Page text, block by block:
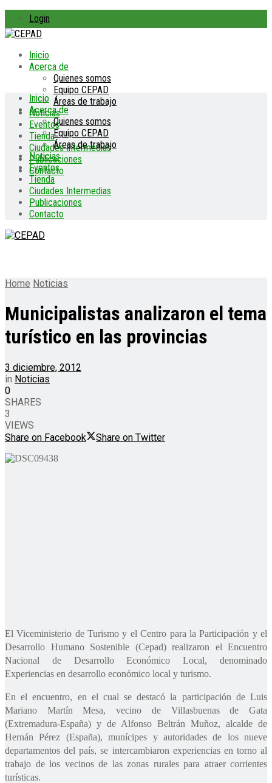
Login
Inicio
Acerca de
Quienes somos
Equipo CEPAD
Áreas de trabajo
Noticias
Eventos
Tienda
Ciudades Intermedias
Publicaciones
Contacto
Inicio
Acerca de
Quienes somos
Equipo CEPAD
Áreas de trabajo
Noticias
Eventos
Tienda
Ciudades Intermedias
Publicaciones
Contacto
Home Noticias
Municipalistas analizaron el tema
turístico en las provincias
3 diciembre, 2012
in Noticias
0
SHARES
3
VIEWS
Share on Facebook
Share on Twitter
El Viceministerio de Turismo y el Centro para la Participación y el
Desarrollo Humano Sostenible (Cepad) realizaron el Encuentro
Nacional de Desarrollo Económico Local, denominado
Experiencias en desarrollo económico local y turismo.
En el encuentro, en el cual se destacó la participación de Luis
Mariano Martín Mesa, vecino de Villasbuenas de Gata
(Extremadura-España) y de Alfonso Beltrán Muñoz, alcalde de
Hernán Pérez (España), munícipes y autoridades de los nueve
departamentos del país, se intercambiaron experiencias en torno al
trabajo de los vecinos de las zonas rurales para atraer corrientes
turísticas.